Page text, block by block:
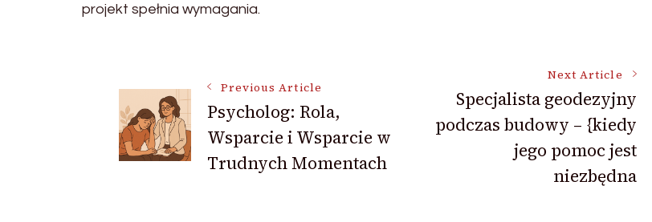
projekt spełnia wymagania.
Post
Navigation
Previous Article
Psycholog: Rola,
Wsparcie i Wsparcie w
Trudnych Momentach
Next Article
Specjalista geodezyjny
podczas budowy – {kiedy
jego pomoc jest
niezbędna